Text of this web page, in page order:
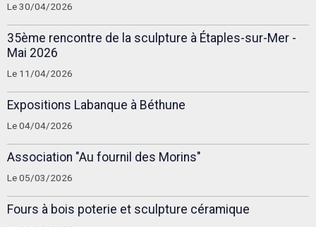
Le 30/04/2026
35ème rencontre de la sculpture à Étaples-sur-Mer -
Mai 2026
Le 11/04/2026
Expositions Labanque à Béthune
Le 04/04/2026
Association "Au fournil des Morins"
Le 05/03/2026
Fours à bois poterie et sculpture céramique